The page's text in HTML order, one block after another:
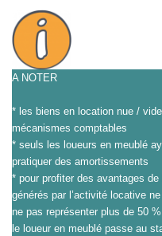
A NOTER
* les biens en location nue /
mécanismes comptables
* seuls les loueurs en meublé
pratiquer des amortissements
* pour profiter des avantages
générés par l’activité locative
ne pas représenter plus de 50
le loueur en meublé passe au